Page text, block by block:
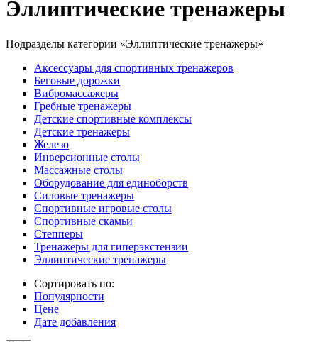
Эллиптические тренажеры
Подразделы категории «Эллиптические тренажеры»
Аксессуары для спортивных тренажеров
Беговые дорожки
Вибромассажеры
Гребные тренажеры
Детские спортивные комплексы
Детские тренажеры
Железо
Инверсионные столы
Массажные столы
Оборудование для единоборств
Силовые тренажеры
Спортивные игровые столы
Спортивные скамьи
Степперы
Тренажеры для гиперэкстензии
Эллиптические тренажеры
Сортировать по:
Популярности
Цене
Дате добавления